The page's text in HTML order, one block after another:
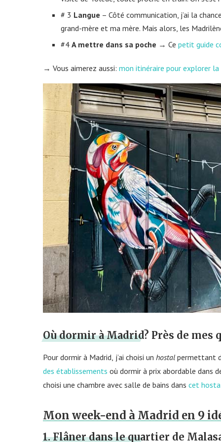
# 3 Langue – Côté communication, j’ai la
grand-mère et ma mère. Mais alors, les
#4 A mettre dans sa poche → Ce petit guide
→ Vous aimerez aussi: mon itinéraire pour explorer
Où dormir à Madrid? Près de mes
Pour dormir à Madrid, j’ai choisi un hostal permettant
des établissements où dormir à prix abordable dans
choisi une chambre avec salle de bains dans cet
Mon week-end à Madrid en 9
1. Flâner dans le quartier de